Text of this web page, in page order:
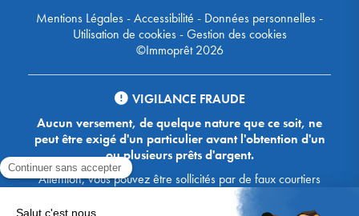
Mentions Légales-Accessibilité - Données personnelles-
Utilisation de cookies-Gestion des cookies
©Immoprêt 2026
VIGILANCE FRAUDE
Aucun versement, de quelque nature que ce soit, ne
peut être exigé d'un particulier avant l'obtention d'un
ou plusieurs prêts d'argent.
Attention, vous pouvez être sollicités par de faux courtiers
Ace Crédit / Immoprêt, qui vous proposent de bénéficier de
crédits, en vous demandant de transmettre des documents,